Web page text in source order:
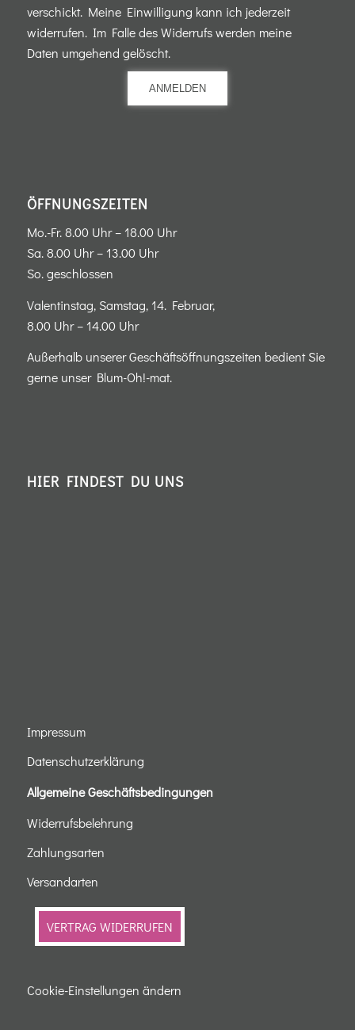
verschickt. Meine Einwilligung kann ich jederzeit
widerrufen. Im Falle des Widerrufs werden meine
Daten umgehend gelöscht.
ANMELDEN
ÖFFNUNGSZEITEN
Mo.-Fr. 8.00 Uhr – 18.00 Uhr
Sa. 8.00 Uhr – 13.00 Uhr
So. geschlossen
Valentinstag, Samstag, 14. Februar,
8.00 Uhr – 14.00 Uhr
Außerhalb unserer Geschäftsöffnungszeiten bedient Sie
gerne unser Blum-Oh!-mat.
HIER FINDEST DU UNS
Impressum
Datenschutzerklärung
Allgemeine Geschäftsbedingungen
Widerrufsbelehrung
Zahlungsarten
Versandarten
VERTRAG WIDERRUFEN
Cookie-Einstellungen ändern